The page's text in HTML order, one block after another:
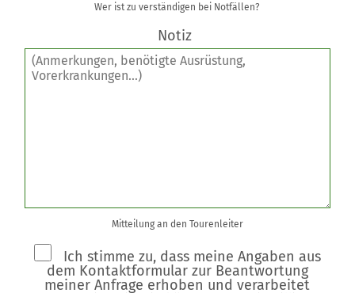
Wer ist zu verständigen bei Notfällen?
Notiz
Mitteilung an den Tourenleiter
Ich stimme zu, dass meine Angaben aus
dem Kontaktformular zur Beantwortung
meiner Anfrage erhoben und verarbeitet